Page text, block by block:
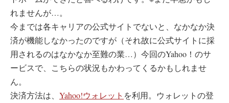
れませんが…。
今までは各キャリアの公式サイトでないと、なかなか決
済が機能しなかったのですが（それ故に公式サイトに採
用されるのはなかなか至難の業…）今回のYahoo！のサ
ービスで、こちらの状況もかわってくるかもしれませ
ん。
決済方法は、 Yahoo!ウォレット を利用。ウォレットの登